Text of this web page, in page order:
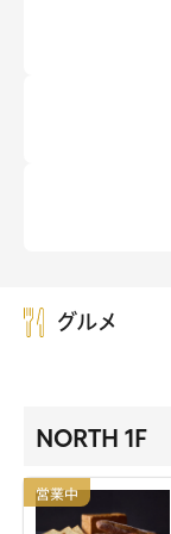
グルメ
NORTH 1F